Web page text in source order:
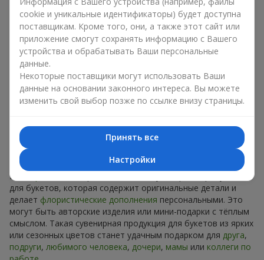
Сувениры к букетам на разные
праздники
Праздник задаёт настроение, а сувенирная продукция для
букетов его подчёркивает. Именно поэтому сувениры к
цветам часто выбирают с учётом даты и события. В нашем
ассортименте найдётся сувенирная продукция для букетов,
которая подойдёт к любому празднику и может быть
рассчитана на любой бюджет.
Сувенирная продукция к
букетам на День рождения
К
для букетов, которая содержит оригинальные детали и
делает флористические дополнения персональными. Это
могут быть авторские изделия или мини-подарки с тёплым
смыслом. Такая сувенирная продукция для букетов из ярких
или сезонных цветов станет удачным подарком для друга,
подруги, любимого человека, дочери, мамы или коллеги по
cookie и уникальные идентификаторы) будет доступна
поставщикам. Кроме того, они, а также этот сайт или
приложение смогут сохранять информацию с Вашего
устройства и обрабатывать Ваши персональные
данные.
Некоторые поставщики могут использовать Ваши
данные на основании законного интереса. Вы можете
изменить свой выбор позже по ссылке внизу страницы.
Принять все
Настройки